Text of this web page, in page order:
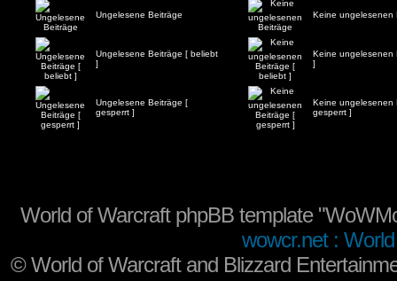
Ungelesene Beiträge Keine ungelesenen
Ungelesene Beiträge [ beliebt
]
Keine ungelesenen
]
Ungelesene Beiträge [
gesperrt ]
Keine ungelesenen
gesperrt ]
World of Warcraft phpBB template
wowcr.net :
©World of Warcraft and Blizzard